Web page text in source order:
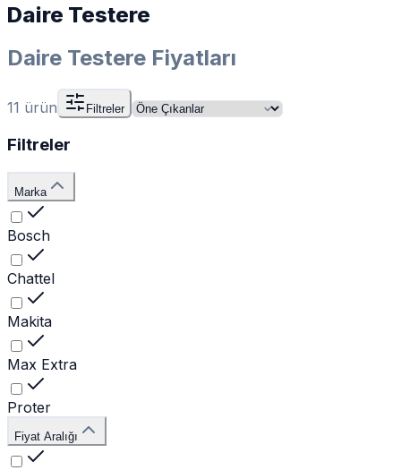
Daire Testere
Daire Testere Fiyatları
11 ürün Filtreler
Filtreler
Marka
Bosch
Chattel
Makita
Max Extra
Proter
Fiyat Aralığı